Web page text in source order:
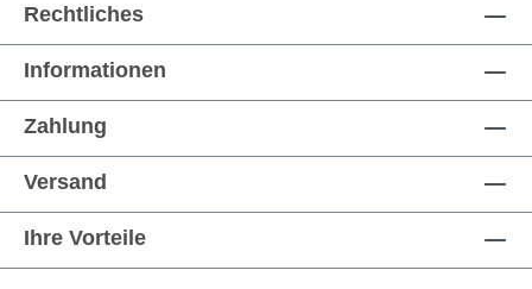
Rechtliches
Informationen
Zahlung
Versand
Ihre Vorteile